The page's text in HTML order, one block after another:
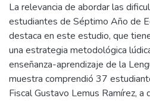
La relevancia de abordar las
estudiantes de Séptimo Año de
destaca en este estudio, que
una estrategia metodológica
enseñanza-aprendizaje de la
muestra comprendió 37
Fiscal Gustavo Lemus Ramírez, a